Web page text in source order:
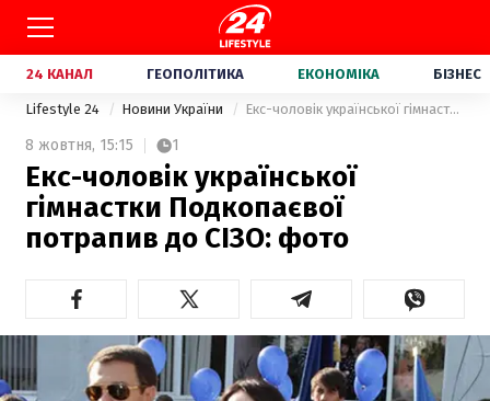
24 КАНАЛ ГЕОПОЛІТИКА ЕКОНОМІКА БІЗНЕС
Lifestyle 24 Новини України Екс-чоловік української гімнастки Подкопаєвої потрапив до СІЗО: фото
8 жовтня, 15:15 1
Екс-чоловік української
гімнастки Подкопаєвої
потрапив до СІЗО: фото